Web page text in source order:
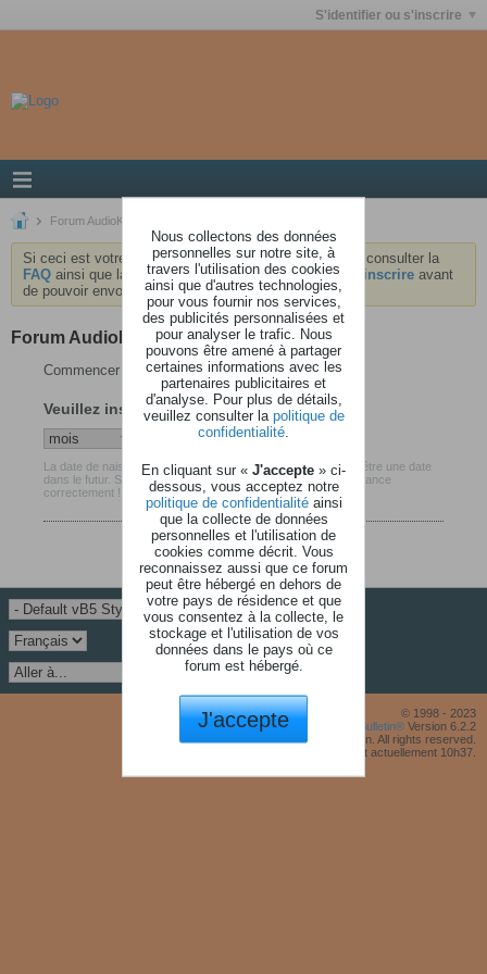
S'identifier ou s'inscrire
Forum AudioKeys
Si ceci est votre première visite, nous vous invitons à consulter la
FAQ ainsi que la chartedu forum . Vous devrez vous inscrire avant
de pouvoir envoyer des messages.
Forum AudioKeys
Commencer votre inscription
Veuillez insérer votre date de naissance
La date de naissance que vous avez renseigné ne peut pas être une date
dans le futur. Soyez certain d'avoir inséré votre date de naissance
correctement !
© 1998 - 2023
Powered by
vBulletin® Version 6.2.2
Copyright © 2026 MH Sub I, LLC dba vBulletin. All rights reserved.
Fuseau horaire GMT +1. Il est actuellement 10h37.
Nous collectons des données
personnelles sur notre site, à
travers l'utilisation des cookies
ainsi que d'autres technologies,
pour vous fournir nos services,
des publicités personnalisées et
pour analyser le trafic. Nous
pouvons être amené à partager
certaines informations avec les
partenaires publicitaires et
d'analyse. Pour plus de détails,
veuillez consulter la politique de
confidentialité
En cliquant sur « J'accepte » ci-
dessous, vous acceptez notre
politique de confidentialitéainsi
que la collecte de données
personnelles et l'utilisation de
cookies comme décrit. Vous
reconnaissez aussi que ce forum
peut être hébergé en dehors de
votre pays de résidence et que
vous consentez à la collecte, le
stockage et l'utilisation de vos
données dans le pays où ce
forum est hébergé.
J'accepte